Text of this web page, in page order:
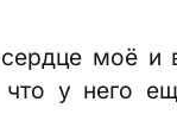
моё и
у него